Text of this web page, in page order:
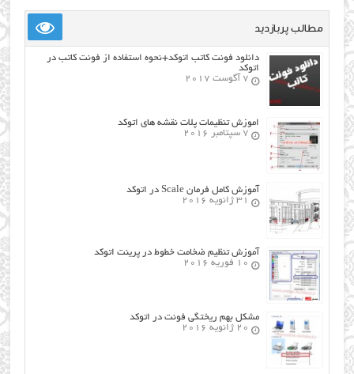
مطالب پربازدید
دانلود فونت کاتب اتوکد+نحوه استفاده از فونت کاتب در
اتوکد
7 آگوست 2017
اموزش تنظیمات پلات نقشه های اتوکد
7 سپتامبر 2016
آموزش کامل فرمان Scale در اتوکد
31 ژانویه 2016
آموزش تنظیم ضخامت خطوط در پرینت اتوکد
10 فوریه 2016
مشکل بهم ریختگی فونت در اتوکد
20 ژانویه 2016